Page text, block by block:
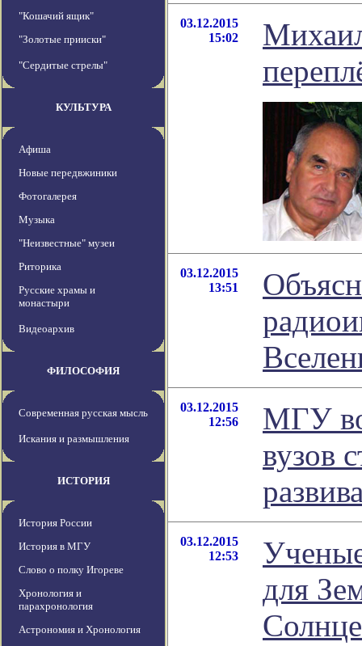
"Кошачий ящик"
"Золотые прииски"
"Сердитые стрелы"
КУЛЬТУРА
Афиша
Новые передвжиники
Фотогалерея
Музыка
"Неизвестные" музеи
Риторика
Русские храмы и
монастыри
Видеоархив
ФИЛОСОФИЯ
Современная русская мысль
Искания и размышления
ИСТОРИЯ
История России
История в МГУ
Слово о полку Игореве
Хронология и
парахронология
Астрономия и Хронология
03.12.2015
15:02
03.12.2015
13:51
03.12.2015
12:56
МГУ
вузов
03.12.2015
12:53
для
Солнце